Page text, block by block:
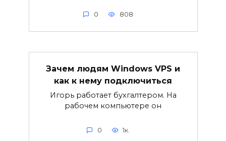
0 808
Зачем людям Windows VPS и
как к нему подключиться
Игорь работает бухгалтером. На
рабочем компьютере он
0 1к.